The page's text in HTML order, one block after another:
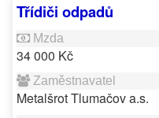
Třídiči odpadů
34 000 Kč
Metalšrot Tlumačov a.s.